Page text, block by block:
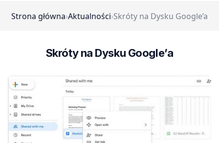
Strona główna›Aktualności›Skróty na Dysku Google’a
Skróty na Dysku Google’a